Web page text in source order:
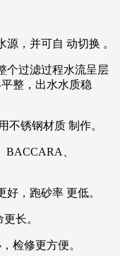
，并可自 动切换 。
个过滤过程水流呈层
整，出水水质稳
不锈钢材质 制作。
BACCARA、
，跑砂率 更低。
长。
检修更方便。